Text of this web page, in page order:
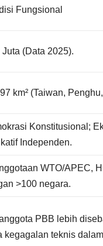
Fungsional
Juta (Data 2025).
km² (Taiwan,
Konstitusional;
Independen.
WTO/APEC,
>100 negara.
PBB lebih
teknis